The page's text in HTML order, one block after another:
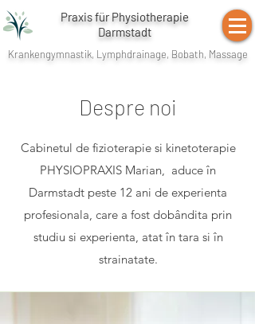
Praxis für Physiotherapie
Darmstadt
Krankengymnastik, Lymphdrainage, Bobath, Massage
Despre noi
Cabinetul de fizioterapie si kinetoterapie
PHYSIOPRAXIS Marian, aduce în
Darmstadt peste 12 ani de experienta
profesionala, care a fost dobândita prin
studiu si experienta, atat în tara si în
strainatate.